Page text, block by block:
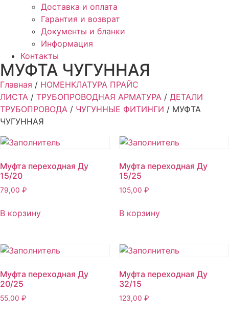
Доставка и оплата
Гарантия и возврат
Документы и бланки
Информация
Контакты
МУФТА ЧУГУННАЯ
Главная / НОМЕНКЛАТУРА ПРАЙС
ЛИСТА / ТРУБОПРОВОДНАЯ АРМАТУРА / ДЕТАЛИ
ТРУБОПРОВОДА / ЧУГУННЫЕ ФИТИНГИ / МУФТА
ЧУГУННАЯ
Муфта переходная Ду
15/20
79,00 ₽
В корзину
Муфта переходная Ду
15/25
105,00 ₽
В корзину
Муфта переходная Ду
20/25
55,00 ₽
Муфта переходная Ду
32/15
123,00 ₽